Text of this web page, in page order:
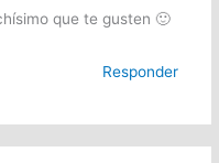
que te gusten 🙂
Responder